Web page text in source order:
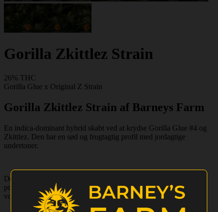
Gorilla Zkittlez Strain
26% THC
Gorilla Glue x Original Z Strain
Gorilla Zkittlez Strain af Barneys Farm
En indica-dominant hybrid skabt ved at krydse Gorilla Glue #4 og
Zkittlez. Den har en sød og frugtagtig profil med jordagtige
undertoner.
Denne sort tilbyder afslappende og euforiske virkninger med en
potent kropshøj. THC-indholdet ligger på over 26%. Planterne
vokser til 100-150 cm indendørs og kan producere op til 800g/m².